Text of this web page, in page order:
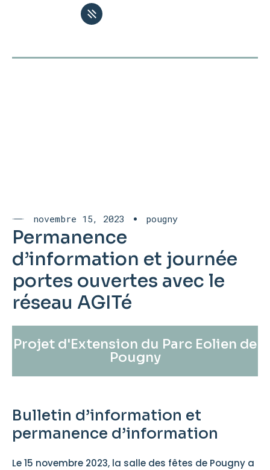
novembre 15, 2023 pougny
Permanence
d’information et journée
portes ouvertes avec le
réseau AGITé
Projet d'Extension du Parc Eolien de
Pougny
Bulletin d’information et
permanence d’information
Le 15 novembre 2023, la salle des fêtes de Pougny a